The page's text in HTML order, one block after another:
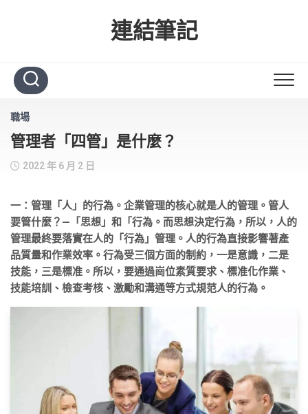
連結筆記
職場
管理者「四管」是什麼？
2022 年 6 月 2 日
一：管理「人」的行為。企業管理的核心就是人的管理。管人
要管什麼？—「思想」和「行為。而思想決定行為，所以，人的
管理最終要落實在人的「行為」管理。人的行為直接影響著產
品質量和作業效率。行為受三個方面的制約，一是意識，二是
技能，三是標准。所以，要通過崗位素質要求、標准化作業、
技能培訓、檢查考核、激勵和溝通等方式規范人的行為。